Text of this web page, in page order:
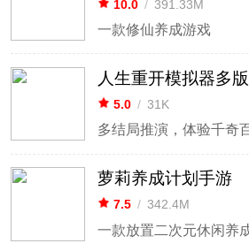
10.0 / 391.33M
一款修仙养成游戏
人生重开模拟器多
5.0 / 31K
萝莉养成计划手游
7.5 / 342.4M
一款放置二次元休闲养